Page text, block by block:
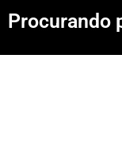
Procurando